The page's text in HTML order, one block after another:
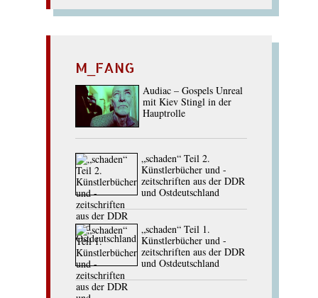
M_FANG
Audiac – Gospels Unreal
mit Kiev Stingl in der
Hauptrolle
„schaden“ Teil 2.
Künstlerbücher und -
zeitschriften aus der DDR
und Ostdeutschland
„schaden“ Teil 1.
Künstlerbücher und -
zeitschriften aus der DDR
und Ostdeutschland